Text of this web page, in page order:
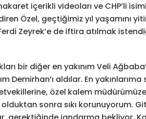
içerikli videoları ve CHP’li
Özel, geçtiğimiz yıl yaşamını
Zeyrek’e de iftira atılmak
bir diğer en yakınım Veli
Demirhan’ı aldılar. En yakınlarıma
özel kalem
sonra sıkı korunuyorum.